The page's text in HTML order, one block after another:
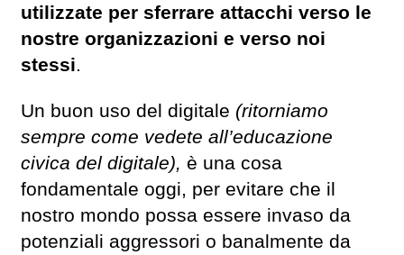
utilizzate per sferrare attacchi verso le
nostre organizzazioni e verso noi
stessi.
Un buon uso del digitale (ritorniamo
sempre come vedete all’educazione
civica del digitale), è una cosa
fondamentale oggi, per evitare che il
nostro mondo possa essere invaso da
potenziali aggressori o banalmente da